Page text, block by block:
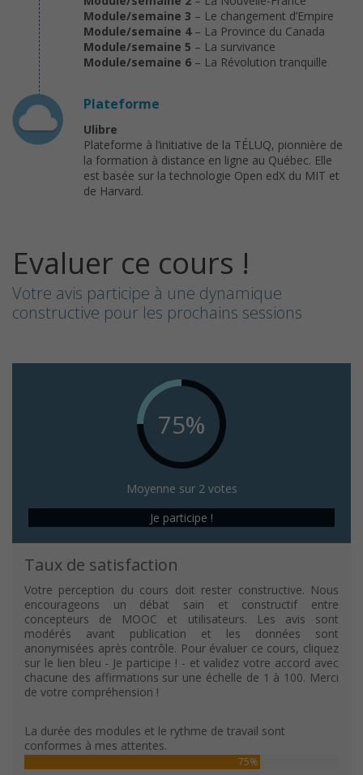
Module/semaine 3 – Le changement d’Empire
Module/semaine 4– La Province du Canada
Module/semaine 5 – La survivance
Module/semaine 6 – La Révolution tranquille
Plateforme
Ulibre
Plateforme à l’initiative de la TÉLUQ, pionnière de
la formation à distance en ligne au Québec. Elle
est basée sur la technologie Open edX du MIT et
de Harvard.
Evaluer ce cours !
Votre avis participe à une dynamique
constructive pour les prochains sessions
75%
Moyenne sur 2 votes
Je participe !
Taux de satisfaction
Votre perception du cours doit rester constructive. Nous
encourageons un débat sain et constructif entre
concepteurs de MOOC et utilisateurs. Les avis sont
modérés avant publication et les données sont
anonymisées après contrôle. Pour évaluer ce cours, cliquez
sur le lien bleu - Je participe ! - et validez votre accord avec
chacune des affirmations sur une échelle de 1 à 100. Merci
de votre compréhension !
La durée des modules et le rythme de travail sont
conformes à mes attentes.
75%